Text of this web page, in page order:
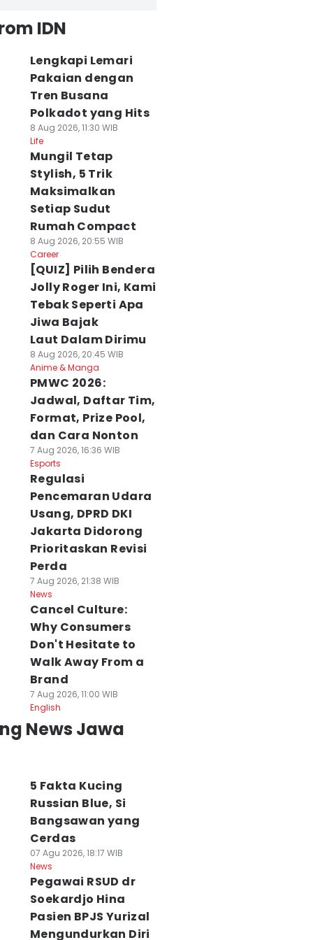
IDN
Lengkapi Lemari
Pakaian dengan
Tren Busana
Polkadot yang Hits
8 Aug 2026, 11:30 WIB
Life
Mungil Tetap
Stylish, 5 Trik
Maksimalkan
Setiap Sudut
Rumah Compact
8 Aug 2026, 20:55 WIB
Career
[QUIZ] Pilih Bendera
Jolly Roger Ini, Kami
Tebak Seperti Apa
Jiwa Bajak
Laut Dalam Dirimu
8 Aug 2026, 20:45 WIB
Anime & Manga
PMWC 2026:
Jadwal, Daftar Tim,
Format, Prize Pool,
dan Cara Nonton
7 Aug 2026, 16:36 WIB
Esports
Regulasi
Pencemaran Udara
Usang, DPRD DKI
Jakarta Didorong
Prioritaskan Revisi
Perda
7 Aug 2026, 21:38 WIB
News
Cancel Culture:
Why Consumers
Don't Hesitate to
Walk Away From a
Brand
7 Aug 2026, 11:00 WIB
English
News Jawa
5 Fakta Kucing
Russian Blue, Si
Bangsawan yang
Cerdas
07 Agu 2026, 18:17 WIB
News
Pegawai RSUD dr
Soekardjo Hina
Pasien BPJS Yurizal
Mengundurkan Diri